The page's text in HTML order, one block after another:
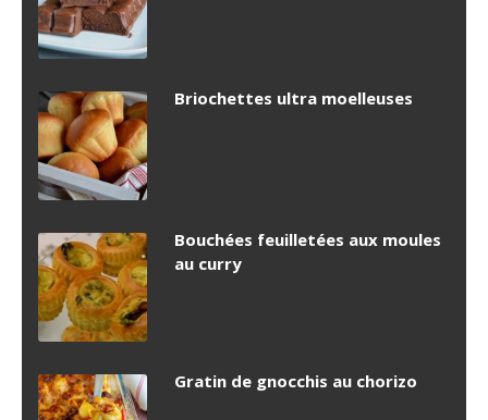
Briochettes ultra moelleuses
Bouchées feuilletées aux moules
au curry
Gratin de gnocchis au chorizo